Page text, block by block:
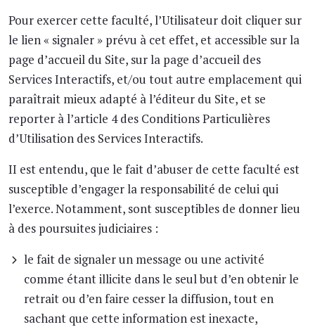
Pour exercer cette faculté, l’Utilisateur doit cliquer sur
le lien « signaler » prévu à cet effet, et accessible sur la
page d’accueil du Site, sur la page d’accueil des
Services Interactifs, et/ou tout autre emplacement qui
paraîtrait mieux adapté à l’éditeur du Site, et se
reporter à l’article 4 des Conditions Particulières
d’Utilisation des Services Interactifs.
II est entendu, que le fait d’abuser de cette faculté est
susceptible d’engager la responsabilité de celui qui
l’exerce. Notamment, sont susceptibles de donner lieu
à des poursuites judiciaires :
le fait de signaler un message ou une activité
comme étant illicite dans le seul but d’en obtenir le
retrait ou d’en faire cesser la diffusion, tout en
sachant que cette information est inexacte,